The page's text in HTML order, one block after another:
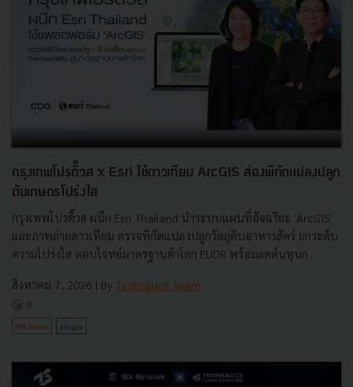
กรุงเทพโปรดิ๊วส x Esri ใช้ดาวเทียม ArcGIS ส่องพิกัดแปลงปลูก
ดันเกษตรโปร่งใส
กรุงเทพโปรดิ๊วส ผนึก Esri Thailand นำระบบแผนที่อัจฉริยะ 'ArcGIS'
และภาพถ่ายดาวเทียม ตรวจพิกัดแปลงปลูกวัตถุดิบอาหารสัตว์ ยกระดับ
ความโปร่งใส ตอบโจทย์มาตรฐานค้าโลก EUDR พร้อมลดต้นทุนก...
สิงหาคม 7, 2026 | By Techsauce Team
0
PR News arcgis